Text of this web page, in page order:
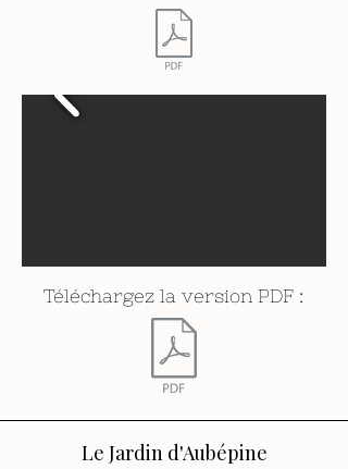
Téléchargez la version PDF :
Le Jardin d'Aubépine